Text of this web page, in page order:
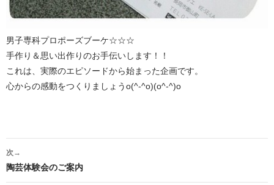
男子専科プロポーズブーケ☆☆☆
手作り＆思い出作りのお手伝いします！！
これは、実際のエピソードから始まった企画です。
心からの感動をつくりましょうo(^-^o)(o^-^)o
投
稿
次→
陶芸体験会のご案内